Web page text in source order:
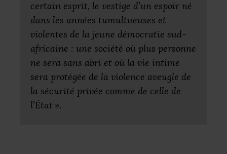
certain esprit, le vestige d’un espoir né
dans les années tumultueuses et
violentes de la jeune démocratie sud-
africaine : une société où plus personne
ne sera sans abri et où la vie intime
sera protégée de la violence aveugle de
la sécurité privée comme de celle de
l’État ».